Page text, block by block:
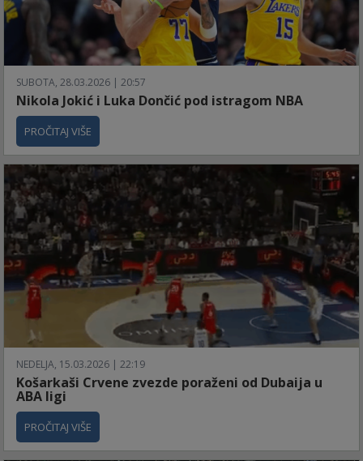
SUBOTA, 28.03.2026 | 20:57
Nikola Jokić i Luka Dončić pod istragom NBA
PROČITAJ VIŠE
NEDELJA, 15.03.2026 | 22:19
Košarkaši Crvene zvezde poraženi od Dubaija u
ABA ligi
PROČITAJ VIŠE